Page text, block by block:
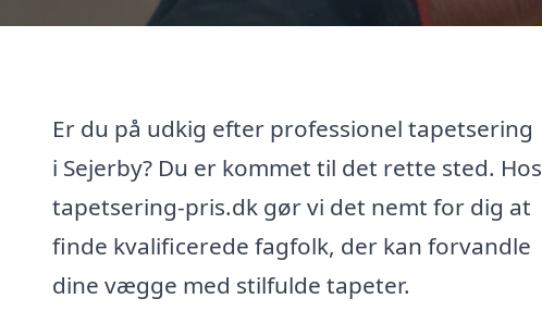
Er du på udkig efter professionel tapetsering
i Sejerby? Du er kommet til det rette sted. Hos
tapetsering-pris.dk gør vi det nemt for dig at
finde kvalificerede fagfolk, der kan forvandle
dine vægge med stilfulde tapeter.